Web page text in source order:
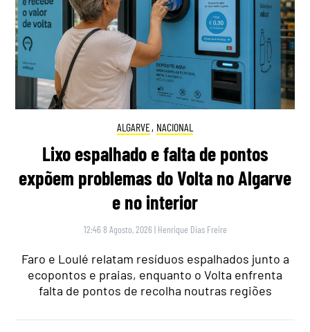
ALGARVE, NACIONAL
Lixo espalhado e falta de pontos
expõem problemas do Volta no Algarve
e no interior
12:46 8 Agosto, 2026 | Henrique Dias Freire
Faro e Loulé relatam resíduos espalhados junto a
ecopontos e praias, enquanto o Volta enfrenta
falta de pontos de recolha noutras regiões